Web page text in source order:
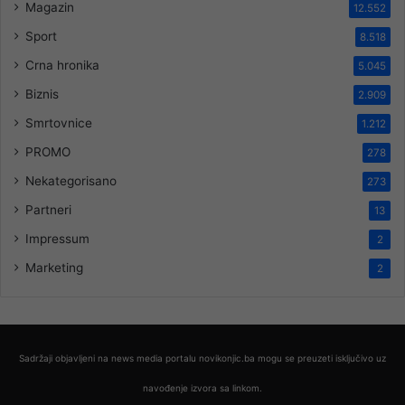
Magazin 12.552
Sport 8.518
Crna hronika 5.045
Biznis 2.909
Smrtovnice 1.212
PROMO 278
Nekategorisano 273
Partneri 13
Impressum 2
Marketing 2
Sadržaji objavljeni na news media portalu novikonjic.ba mogu se preuzeti isključivo uz
navođenje izvora sa linkom.